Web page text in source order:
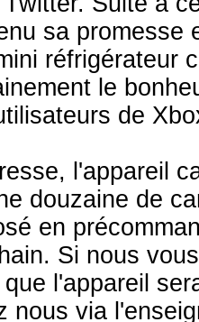
sa promesse
réfrigérateur
le
de
l'appareil
douzaine de
en
Si nous
l'appareil
nous via